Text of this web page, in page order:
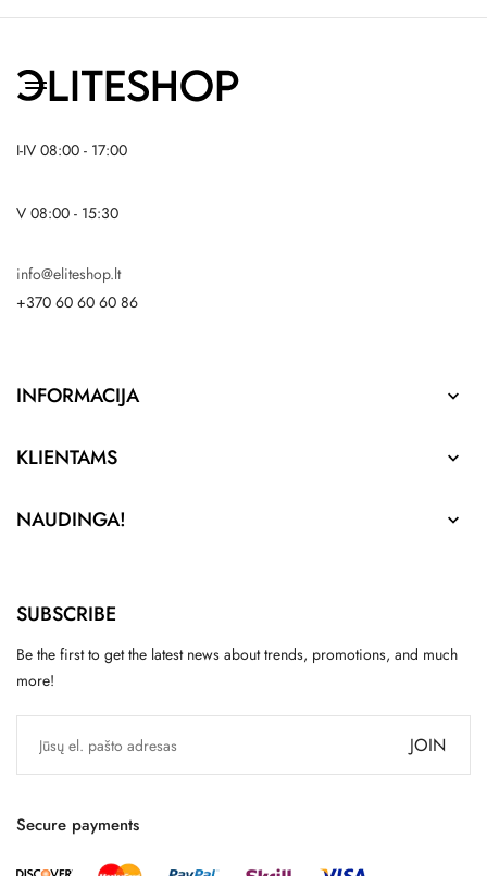
I-IV 08:00 - 17:00
V 08:00 - 15:30
info@eliteshop.lt
+370 60 60 60 86
INFORMACIJA 
KLIENTAMS 
NAUDINGA! 
SUBSCRIBE
Be the first to get the latest news about trends, promotions, and much
more!
JOIN
Secure payments